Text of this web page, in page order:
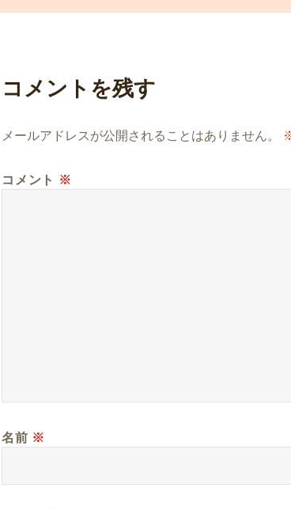
コメントを残す
メールアドレスが公開されることはありません。
コメント ※
名前 ※